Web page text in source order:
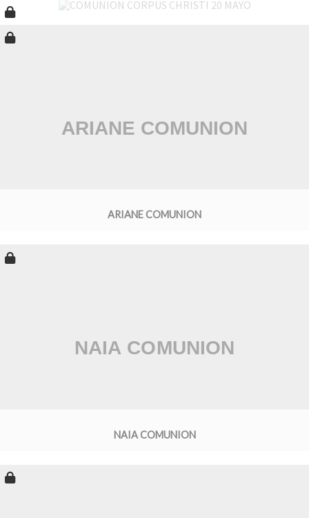
ARIANE COMUNION
NAIA COMUNION